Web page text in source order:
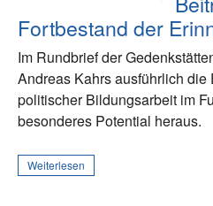
Fortbestand der
Im Rundbrief der
Andreas Kahrs ausführlich
politischer Bildungsarbeit im
besonderes Potential heraus.
Weiterlesen